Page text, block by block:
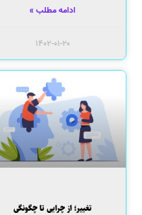
ادامه مطلب »
۱۴۰۲-۰۱-۲۰
تغییر؛ از چرایی تا چگونگی